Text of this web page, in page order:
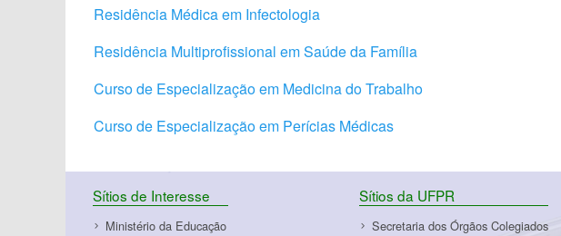
Residência Médica em Infectologia
Residência Multiprofissional em Saúde da Família
Curso de Especialização em Medicina do Trabalho
Curso de Especialização em Perícias Médicas
Sítios de Interesse
Ministério da Educação
Sítios da UFPR
Secretaria dos Órgãos Colegiados